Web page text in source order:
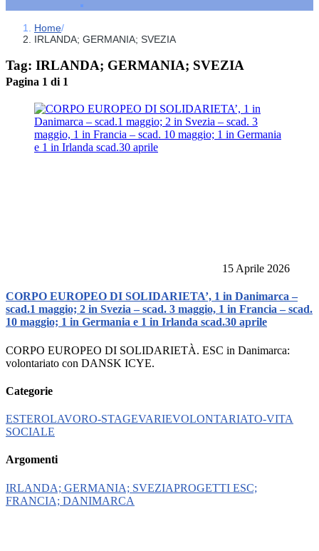
Home/
IRLANDA; GERMANIA; SVEZIA
Tag: IRLANDA; GERMANIA; SVEZIA
Pagina 1 di 1
15 Aprile 2026
CORPO EUROPEO DI SOLIDARIETA’, 1 in Danimarca –
scad.1 maggio; 2 in Svezia – scad. 3 maggio, 1 in Francia – scad.
10 maggio; 1 in Germania e 1 in Irlanda scad.30 aprile
CORPO EUROPEO DI SOLIDARIETÀ. ESC in Danimarca:
volontariato con DANSK ICYE.
Categorie
ESTEROLAVORO-STAGEVARIEVOLONTARIATO-VITA
SOCIALE
Argomenti
IRLANDA; GERMANIA; SVEZIAPROGETTI ESC;
FRANCIA; DANIMARCA